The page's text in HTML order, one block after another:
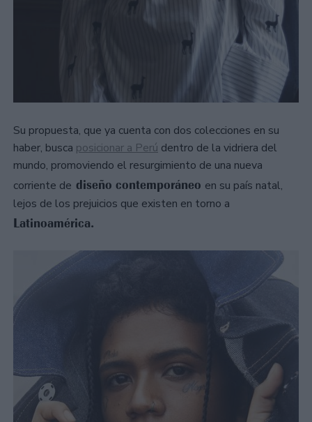
Su propuesta, que ya cuenta con dos colecciones en su
haber, busca posicionar a Perú dentro de la vidriera del
mundo, promoviendo el resurgimiento de una nueva
corriente de diseño contemporáneo en su país natal,
lejos de los prejuicios que existen en torno a
Latinoamérica.